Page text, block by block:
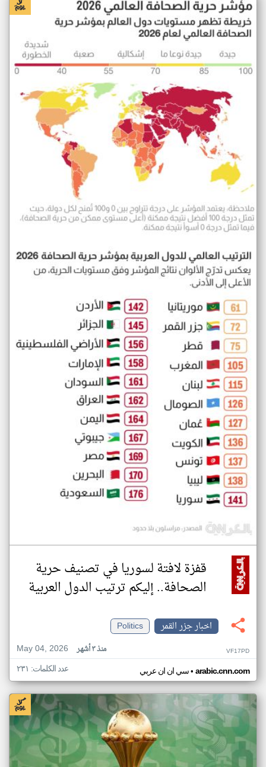
قفزة لافتة لسوريا في تصنيف حرية
الصحافة.. إليكم ترتيب الدول العربية
اخبار جزر القمر
Politics
May 04, 2026
منذ ٣ أشهر VF17PD
سي ان ان عربي• arabic.cnn.com عدد الكلمات: ٢٣١